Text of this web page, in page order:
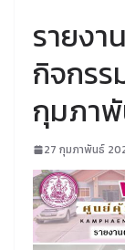
รายง
กิจกรร
กุมภา
27 กุมภาพันธ์